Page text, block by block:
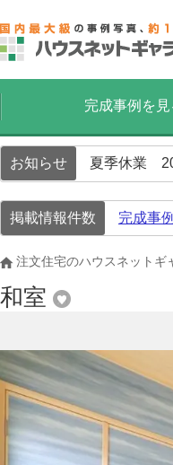
完成事例を見
お知らせ 夏季休業
掲載情報件数 完成事例
注文住宅のハウスネットギ
和室